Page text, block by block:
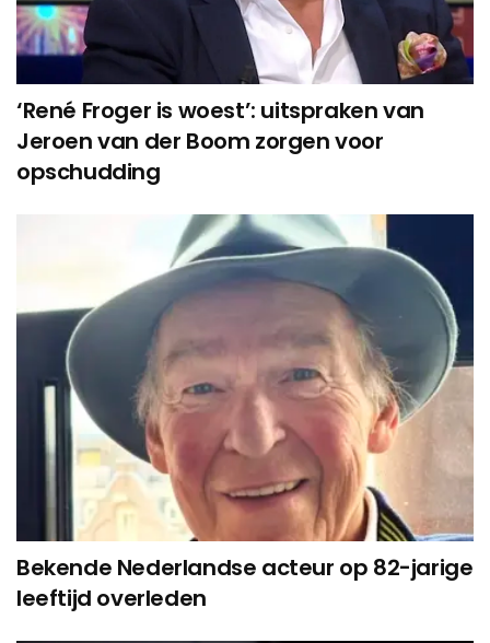
‘René Froger is woest’: uitspraken van
Jeroen van der Boom zorgen voor
opschudding
Bekende Nederlandse acteur op 82-jarige
leeftijd overleden